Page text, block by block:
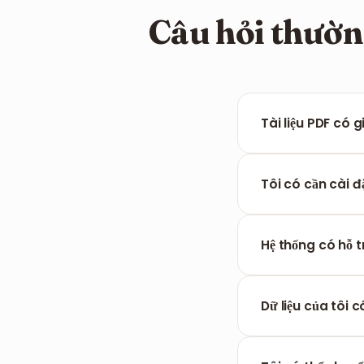
Câu hỏi
Tài liệu PDF có
hoạt động. Tuy
Tôi có cần cài
giúp bạn.
Hệ thống có hỗ
hiển thị đồng nhất.
Dữ liệu của tôi